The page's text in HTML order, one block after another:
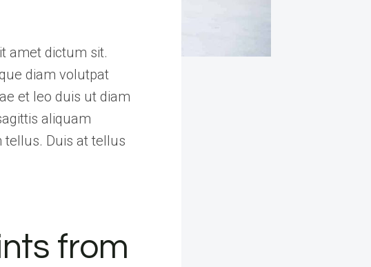
amet dictum sit.
diam volutpat
et leo duis ut diam
aliquam
tellus. Duis at tellus
from